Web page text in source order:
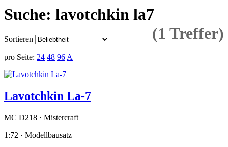
Suche: lavotchkin la7
(1 Treffer)
Sortieren
pro Seite: 24 48 96 A
Lavotchkin La-7
MC D218 · Mistercraft
1:72 · Modellbausatz